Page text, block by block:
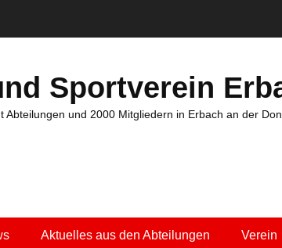
Sportverein
Abteilungen und 2000 Mitgliedern in Erbach an der
Aktuelles aus den Abteilungen Verein